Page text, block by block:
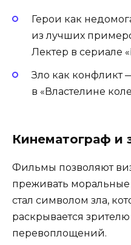
Герои как
из лучших
Лектер в сериале
Зло как конфликт
в «Властелине
Кинематограф и
Фильмы позволяют
преживать
стал символом зла,
раскрывается
перевоплощений.